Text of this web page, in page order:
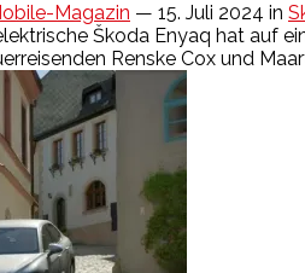
Magazin — 15. Juli 2024 in
Škoda Enyaq hat auf
Renske Cox und